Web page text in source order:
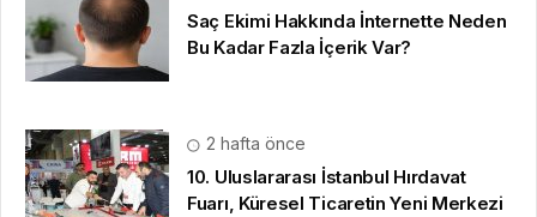
Saç Ekimi Hakkında İnternette Neden
Bu Kadar Fazla İçerik Var?
2 hafta önce
10. Uluslararası İstanbul Hırdavat
Fuarı, Küresel Ticaretin Yeni Merkezi